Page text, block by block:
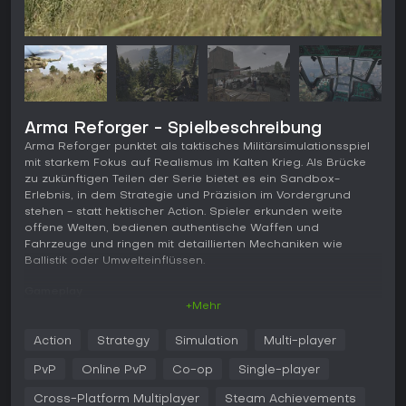
Arma Reforger - Spielbeschreibung
Arma Reforger punktet als taktisches Militärsimulationsspiel
mit starkem Fokus auf Realismus im Kalten Krieg. Als Brücke
zu zukünftigen Teilen der Serie bietet es ein Sandbox-
Erlebnis, in dem Strategie und Präzision im Vordergrund
stehen - statt hektischer Action. Spieler erkunden weite
offene Welten, bedienen authentische Waffen und
Fahrzeuge und ringen mit detaillierten Mechaniken wie
Ballistik oder Umwelteinflüssen.
Feuergefechten zählen Geschossabfall, Wind und
Waffenwackeln - präzises Zielen und Positionieren sind
ohne moderne Hilfsmittel, was Bewegungen über
+Mehr
Action Strategy Simulation Multi-player
PvP Online PvP Co-op Single-player
Cross-Platform Multiplayer Steam Achievements